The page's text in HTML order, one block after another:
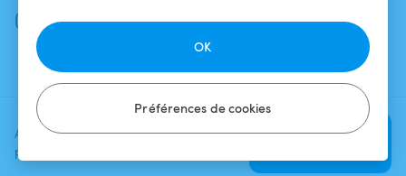
Préférences de cookies
OK
Ajoutez une date et un créneau
pour voir le prix
Vérifier la
Instagram